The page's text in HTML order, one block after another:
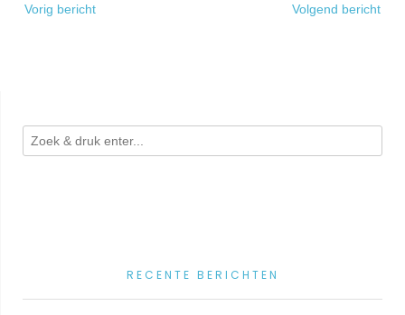
navigatie
Vorig bericht Volgend bericht
RECENTE BERICHTEN